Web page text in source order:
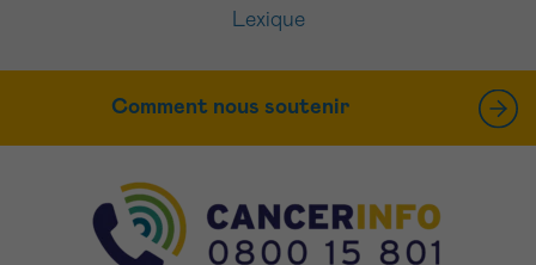
Lexique
Comment nous soutenir